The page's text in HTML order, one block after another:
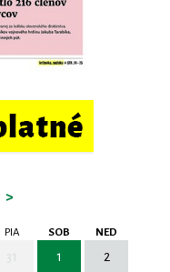
>
PIA SOB NED
1 2